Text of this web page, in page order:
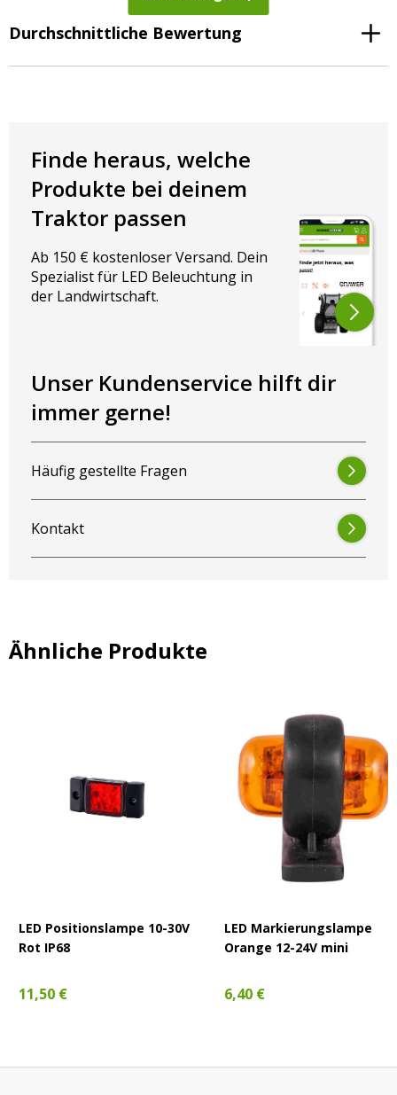
PRODUKTDATEN
bezahlen ✅ Persönlicher Service ✅ Mehr als 500 Artikel
Durchschnittliche Bewertung
Finde heraus, welche
Produkte bei deinem
Traktor passen
Ab 150 € kostenloser Versand. Dein
Spezialist für LED Beleuchtung in
der Landwirtschaft.
Unser Kundenservice hilft dir
immer gerne!
Häufig gestellte Fragen
Kontakt
Ähnliche Produkte
LED Positionslampe 10-30V
Rot IP68
11,50 €
LED Markierungslampe
Orange 12-24V mini
6,40 €